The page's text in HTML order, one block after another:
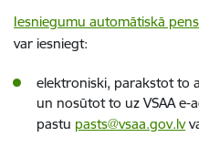
Iesniegumu automātiskā
var iesniegt:
elektroniski, parakstot to
un nosūtot to uz VSAA e-
pastu pasts@vsaa.gov.lv